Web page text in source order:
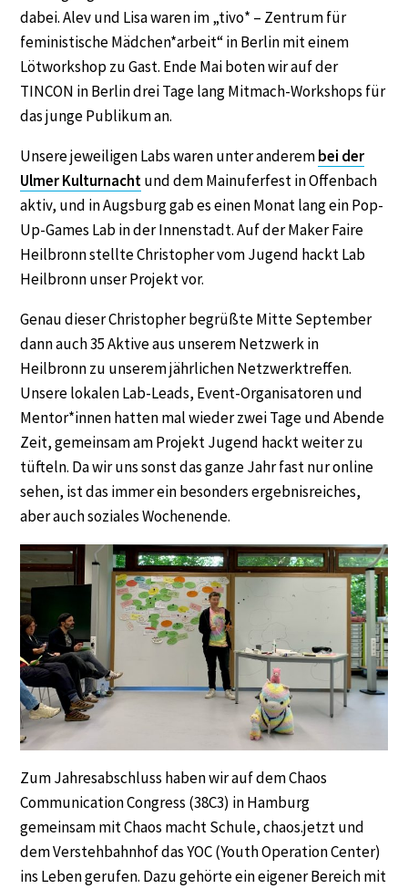
dabei. Alev und Lisa waren im „tivo* – Zentrum für
feministische Mädchen*arbeit“ in Berlin mit einem
Lötworkshop zu Gast. Ende Mai boten wir auf der
TINCON in Berlin drei Tage lang Mitmach-Workshops für
das junge Publikum an.
Unsere jeweiligen Labs waren unter anderembei der
Ulmer Kulturnachtund dem Mainuferfest in Offenbach
aktiv, und in Augsburg gab es einen Monat lang ein Pop-
Up-Games Lab in der Innenstadt. Auf der Maker Faire
Heilbronn stellte Christopher vom Jugend hackt Lab
Heilbronn unser Projekt vor.
Genau dieser Christopher begrüßte Mitte September
dann auch 35 Aktive aus unserem Netzwerk in
Heilbronn zu unserem jährlichen Netzwerktreffen.
Unsere lokalen Lab-Leads, Event-Organisatoren und
Mentor*innen hatten mal wieder zwei Tage und Abende
Zeit, gemeinsam am Projekt Jugend hackt weiter zu
tüfteln. Da wir uns sonst das ganze Jahr fast nur online
sehen, ist das immer ein besonders ergebnisreiches,
aber auch soziales Wochenende.
Zum Jahresabschluss haben wir auf dem Chaos
Communication Congress (38C3) in Hamburg
gemeinsam mit Chaos macht Schule, chaos.jetzt und
dem Verstehbahnhof das YOC (Youth Operation Center)
ins Leben gerufen. Dazu gehörte ein eigener Bereich mit